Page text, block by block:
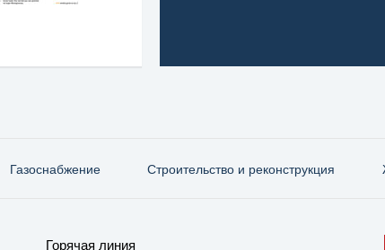
Газо­снабжение Строительство и реконструкция
Горячая линия